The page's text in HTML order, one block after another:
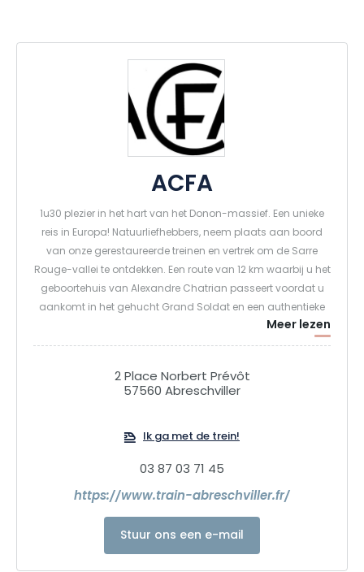
ACFA
1u30 plezier in het hart van het Donon-massief. Een unieke
reis in Europa! Natuurliefhebbers, neem plaats aan boord
van onze gerestaureerde treinen en vertrek om de Sarre
Rouge-vallei te ontdekken. Een route van 12 km waarbij u het
geboortehuis van Alexandre Chatrian passeert voordat u
aankomt in het gehucht Grand Soldat en een authentieke
houtzagerij uit de Haut Fer en haar emmerrad ontdekt.
Aarzel niet om uw plaatsen te reserveren!
Meer lezen
2 Place Norbert Prévôt
57560 Abreschviller
Ik ga met de trein!
03 87 03 71 45
https://www.train-abreschviller.fr/
Stuur ons een e-mail